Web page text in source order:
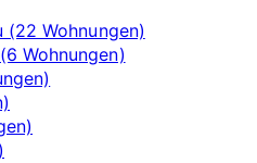
(22 Wohnungen)
Wohnungen)